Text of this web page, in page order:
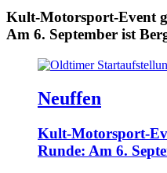
Kult-Motorsport-Event
Am 6. September ist
Neuffen
Kult-Motorsport-
Runde: Am 6.